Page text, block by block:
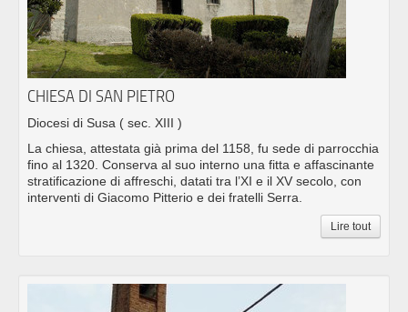
CHIESA DI SAN PIETRO
Diocesi di Susa ( sec. XIII )
La chiesa, attestata già prima del 1158, fu sede di parrocchia
fino al 1320. Conserva al suo interno una fitta e affascinante
stratificazione di affreschi, datati tra l’XI e il XV secolo, con
interventi di Giacomo Pitterio e dei fratelli Serra.
Lire tout